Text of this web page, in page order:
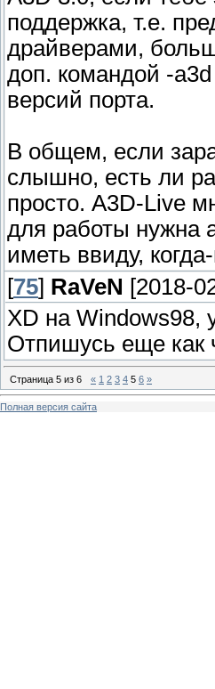
поддержка, т.е.
драйверами,
доп. командой -
версий порта.
В общем, если
слышно, есть ли
просто. A3D-Live
для работы нужна
иметь ввиду,
[75] RaVeN [2018-
XD на Windows98,
Отпишусь еще как
Страница 5 из 6 « 1 2 3 4 5 6 »
Полная версия сайта